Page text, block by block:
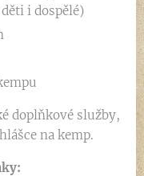
i dospělé)
doplňkové služby,
na kemp.